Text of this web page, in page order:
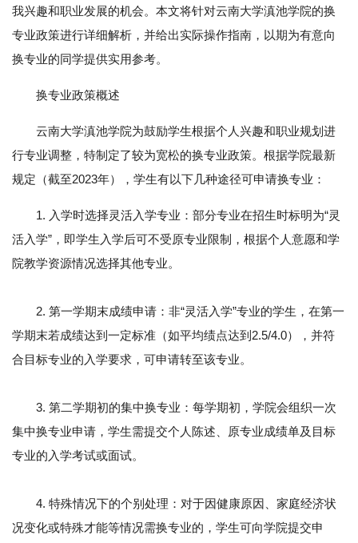
我兴趣和职业发展的机会。本文将针对云南大学滇池学院的换
专业政策进行详细解析，并给出实际操作指南，以期为有意向
换专业的同学提供实用参考。
换专业政策概述
云南大学滇池学院为鼓励学生根据个人兴趣和职业规划进
行专业调整，特制定了较为宽松的换专业政策。根据学院最新
规定（截至2023年），学生有以下几种途径可申请换专业：
1. 入学时选择灵活入学专业：部分专业在招生时标明为“灵
活入学”，即学生入学后可不受原专业限制，根据个人意愿和学
院教学资源情况选择其他专业。
2. 第一学期末成绩申请：非“灵活入学”专业的学生，在第一
学期末若成绩达到一定标准（如平均绩点达到2.5/4.0），并符
合目标专业的入学要求，可申请转至该专业。
3. 第二学期初的集中换专业：每学期初，学院会组织一次
集中换专业申请，学生需提交个人陈述、原专业成绩单及目标
专业的入学考试或面试。
4. 特殊情况下的个别处理：对于因健康原因、家庭经济状
况变化或特殊才能等情况需换专业的，学生可向学院提交申